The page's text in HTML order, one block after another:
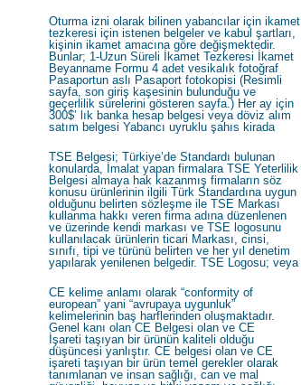
Oturma izni olarak bilinen yabancılar için ikamet
tezkeresi için istenen belgeler ve kabul şartları,
kişinin ikamet amacına göre değişmektedir.
Bunlar; 1-Uzun Süreli İkamet Tezkeresi İkamet
Beyanname Formu 4 adet vesikalık fotoğraf
Pasaportun aslı Pasaport fotokopisi (Resimli
sayfa, son giriş kaşesinin bulunduğu ve
geçerlilik sürelerini gösteren sayfa.) Her ay için
300$’ lık banka hesap belgesi veya döviz alım
satım belgesi Yabancı uyruklu şahıs kirada
TSE Belgesi; Türkiye’de Standardı bulunan
konularda, İmalat yapan firmalara TSE Yeterlilik
Belgesi almaya hak kazanmış firmaların söz
konusu ürünlerinin ilgili Türk Standardına uygun
olduğunu belirten sözleşme ile TSE Markası
kullanma hakkı veren firma adına düzenlenen
ve üzerinde kendi markası ve TSE logosunu
kullanılacak ürünlerin ticari Markası, cinsi,
sınıfı, tipi ve türünü belirten ve her yıl denetim
yapılarak yenilenen belgedir. TSE Logosu; veya
CE kelime anlamı olarak “conformity of
european” yani “avrupaya uygunluk”
kelimelerinin baş harflerinden oluşmaktadır.
Genel kanı olan CE Belgesi olan ve CE
İşareti taşıyan bir ürünün kaliteli olduğu
düşüncesi yanlıştır. CE belgesi olan ve CE
işareti taşıyan bir ürün temel gerekler olarak
tanımlanan ve insan sağlığı, can ve mal